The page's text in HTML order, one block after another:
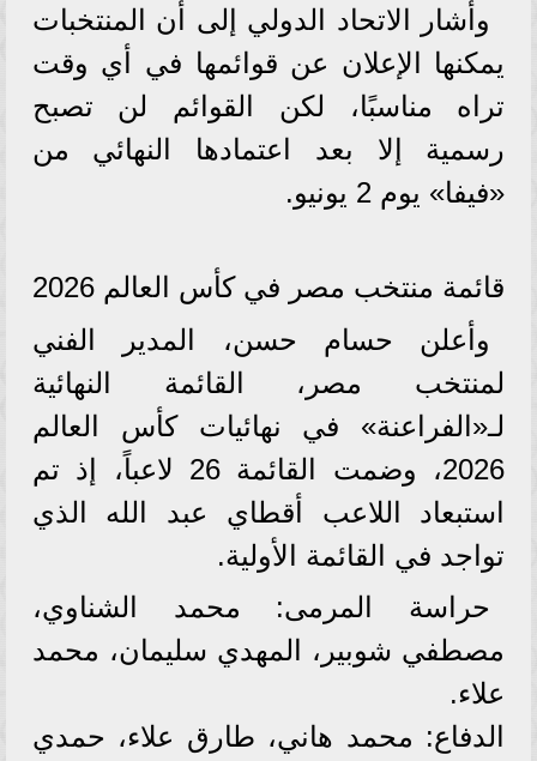
وأشار الاتحاد الدولي إلى أن المنتخبات
يمكنها الإعلان عن قوائمها في أي وقت
تراه مناسبًا، لكن القوائم لن تصبح
رسمية إلا بعد اعتمادها النهائي من
«فيفا» يوم 2 يونيو.
قائمة منتخب مصر في كأس العالم 2026
وأعلن حسام حسن، المدير الفني
لمنتخب مصر، القائمة النهائية
لـ«الفراعنة» في نهائيات كأس العالم
2026، وضمت القائمة 26 لاعباً، إذ تم
استبعاد اللاعب أقطاي عبد الله الذي
تواجد في القائمة الأولية.
حراسة المرمى: محمد الشناوي،
مصطفي شوبير، المهدي سليمان، محمد
علاء.
الدفاع: محمد هاني، طارق علاء، حمدي